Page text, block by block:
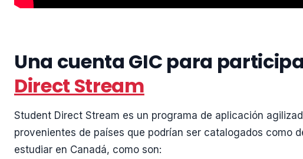
Una cuenta GIC para
Direct Stream
Student Direct Stream es un programa de aplicación
provenientes de países que podrían ser catalogados como
estudiar en Canadá, como son: